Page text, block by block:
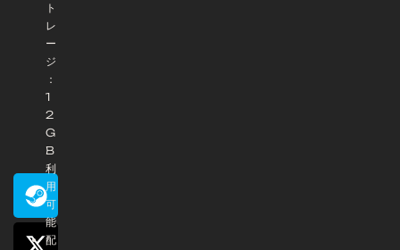
ト
レ
ー
ジ
：
1
2
G
B
利
用
可
能
配